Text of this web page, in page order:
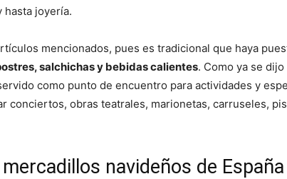
hasta joyería.
mencionados, pues es tradicional que haya
salchichas y bebidas calientes. Como ya se
como punto de encuentro para actividades y
conciertos, obras teatrales, marionetas, carruseles,
navideños de España